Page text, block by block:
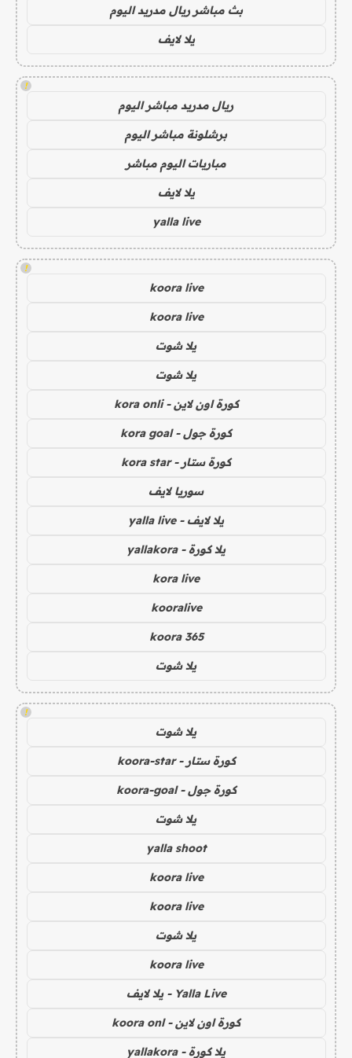
بث مباشر ريال مدريد اليوم
يلا لايف
!
ريال مدريد مباشر اليوم
برشلونة مباشر اليوم
مباريات اليوم مباشر
يلا لايف
yalla live
!
koora live
koora live
يلا شوت
يلا شوت
كورة اون لاين - kora onli
كورة جول - kora goal
كورة ستار - kora star
سوريا لايف
يلا لايف - yalla live
يلا كورة - yallakora
kora live
kooralive
koora 365
يلا شوت
!
يلا شوت
كورة ستار - koora-star
كورة جول - koora-goal
يلا شوت
yalla shoot
koora live
koora live
يلا شوت
koora live
Yalla Live - يلا لايف
كورة اون لاين - koora onl
يلا كورة - yallakora